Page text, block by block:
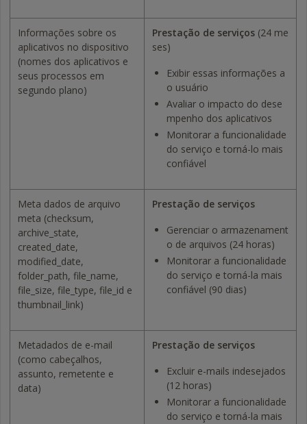
Informações sobre os
aplicativos no dispositivo
(nomes dos aplicativos e
seus processos em
segundo plano)
Prestação de serviços (24 me
ses)
Exibir essas informações a
o usuário
Avaliar o impacto do dese
mpenho dos aplicativos
Monitorar a funcionalidade
do serviço e torná-lo mais
confiável
Meta dados de arquivo
meta (checksum,
archive_state,
created_date,
modified_date,
folder_path, file_name,
file_size, file_type, file_id e
thumbnail_link)
Prestação de serviços
Gerenciar o armazenament
o de arquivos (24 horas)
Monitorar a funcionalidade
do serviço e torná-la mais
confiável (90 dias)
Metadados de e-mail
(como cabeçalhos,
assunto, remetente e
data)
Prestação de serviços
Excluir e-mails indesejados
(12 horas)
Monitorar a funcionalidade
do serviço e torná-la mais